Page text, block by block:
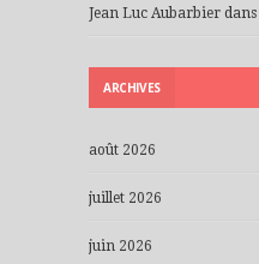
Jean Luc Aubarbier dans
ARCHIVES
août 2026
juillet 2026
juin 2026